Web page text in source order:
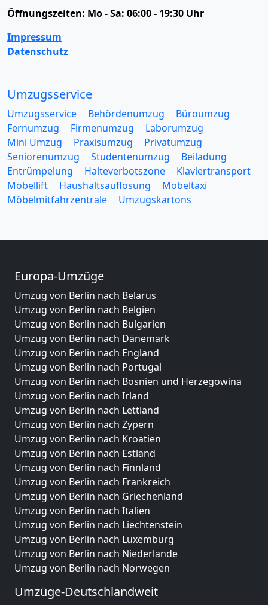
Öffnungszeiten: Mo - Sa: 06:00 - 19:30 Uhr
Impressum
Datenschutz
Umzugsservice
Umzugsservice Behördenumzug
Büroumzug
Fernumzug
Firmenumzug
Laborumzug
Mini Umzug
Praxisumzug
Privatumzug
Seniorenumzug
Studentenumzug
Beiladung
Entrümpelung
Halteverbotszone
Klaviertransport
Möbellift
Haushaltsauflösung
Möbeltaxi
Möbelmitfahrzentrale
Umzugskartons
Europa-Umzüge
Umzug von Berlin nach Belarus
Umzug von Berlin nach Belgien
Umzug von Berlin nach Bulgarien
Umzug von Berlin nach Dänemark
Umzug von Berlin nach England
Umzug von Berlin nach Portugal
Umzug von Berlin nach Bosnien und Herzegowina
Umzug von Berlin nach Irland
Umzug von Berlin nach Lettland
Umzug von Berlin nach Zypern
Umzug von Berlin nach Kroatien
Umzug von Berlin nach Estland
Umzug von Berlin nach Finnland
Umzug von Berlin nach Frankreich
Umzug von Berlin nach Griechenland
Umzug von Berlin nach Italien
Umzug von Berlin nach Liechtenstein
Umzug von Berlin nach Luxemburg
Umzug von Berlin nach Niederlande
Umzug von Berlin nach Norwegen
Umzüge-Deutschlandweit